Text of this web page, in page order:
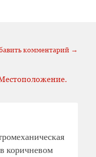
комментарий →
коричневом